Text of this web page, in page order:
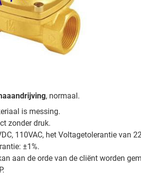
, normaal.
is messing.
zonder druk.
110VAC, het Voltagetolerantie van
±1%.
aan de orde van de cliënt worden